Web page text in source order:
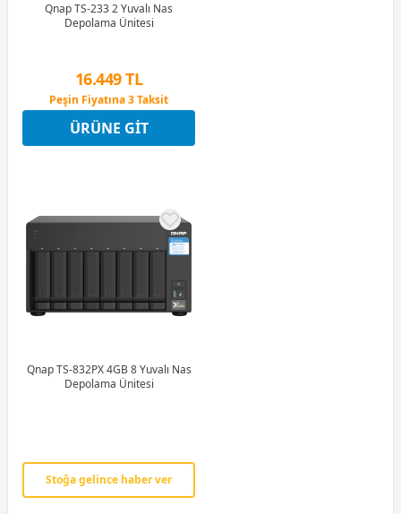
Qnap TS-233 2 Yuvalı Nas
Depolama Ünitesi
16.449 TL
Peşin Fiyatına 3 Taksit
12 Ay x 1.935 TL taksitle
Peşin Fiyatına 3 Taksit
ÜRÜNE GIT
Qnap TS-832PX 4GB 8 Yuvalı Nas
Depolama Ünitesi
Stoğa gelince haber ver